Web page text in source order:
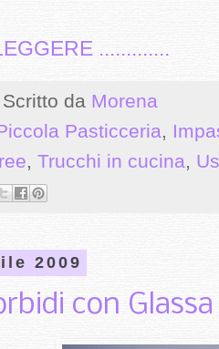
.............
Scritto da Morena
Pasticceria,
, Trucchi in cucina,
2009
con